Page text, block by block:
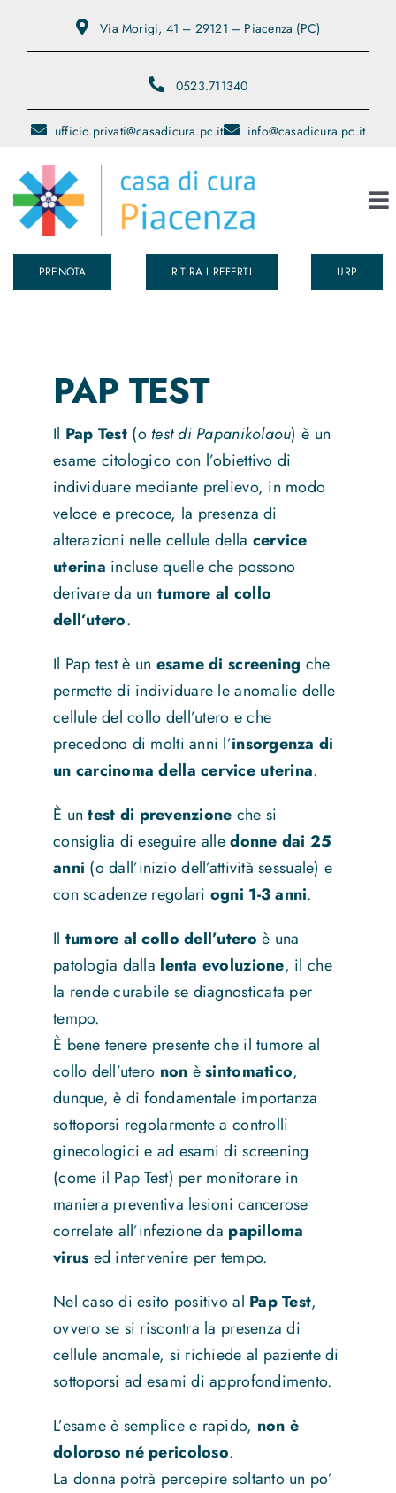
Via Morigi, 41 – 29121 – Piacenza (PC)
0523.711340
ufficio.privati@casadicura.pc.it info@casadicura.pc.it
Chi Siamo
Medici
Contatti
PRENOTA RITIRA I REFERTI URP
PAP TEST
Il Pap Test (otest di Papanikolaou) è un
esame citologico con l’obiettivo di
individuare mediante prelievo, in modo
veloce e precoce, la presenza di
alterazioni nelle cellule della cervice
uterina incluse quelle che possono
derivare da untumore al collo
dell’utero.
Il Pap test è un esame di screening che
permette di individuare le anomalie delle
cellule del collo dell’utero e che
precedono di molti anni l’insorgenza di
un carcinoma della cervice uterina.
È untest di prevenzione che si
consiglia di eseguire alledonne dai 25
anni (o dall’inizio dell’attività sessuale) e
con scadenze regolari ogni 1-3 anni.
Il tumore al collo dell’utero è una
patologia dalla lenta evoluzione, il che
la rende curabile se diagnosticata per
tempo.
È bene tenere presente che il tumore al
collo dell’utero non èsintomatico,
dunque, è di fondamentale importanza
sottoporsi regolarmente a controlli
ginecologici e ad esami di screening
(come il Pap Test) per monitorare in
maniera preventiva lesioni cancerose
correlate all’infezione da papilloma
virus ed intervenire per tempo.
Nel caso di esito positivo al Pap Test,
ovvero se si riscontra la presenza di
cellule anomale, si richiede al paziente di
sottoporsi ad esami di approfondimento.
L’esame è semplice e rapido, non è
doloroso né pericoloso.
La donna potrà percepire soltanto un po’